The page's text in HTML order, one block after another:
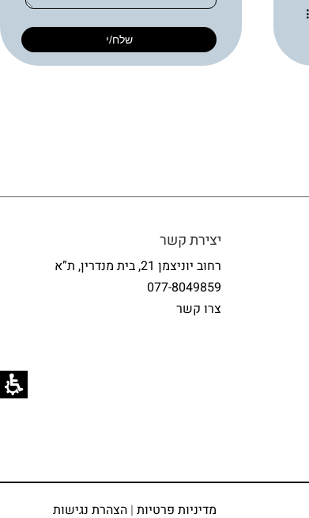
שלח/י
יצירת קשר
רחוב יוניצמן 21, בית מנדרין, ת”א
077-8049859
צרו קשר
מדיניות פרטיות| הצהרת נגישות